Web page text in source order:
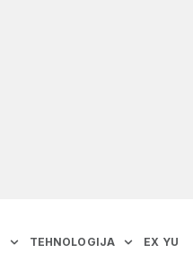
TEHNOLOGIJA EX YU